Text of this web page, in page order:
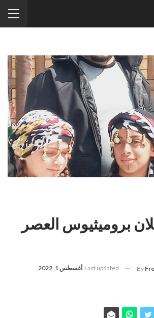
بروميثيوس العصر
By
Last updated أغسطس 1, 2022